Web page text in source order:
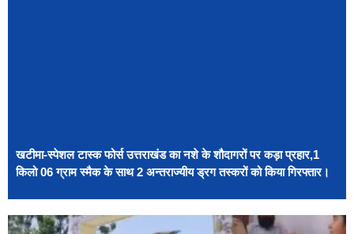
खटीमा-स्पेशल टास्क फोर्स उत्तराखंड का नशे के शौदागरों पर कड़ा प्रहार,1
किलो 06 ग्राम स्मैक के साथ 2 अन्तराज्यीय ड्रग तस्करों को किया गिरफ्तार।